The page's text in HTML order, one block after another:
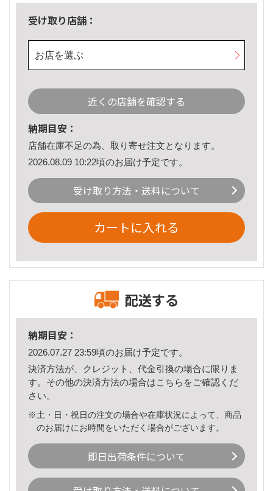
受け取り店舗：
お店を選ぶ
近くの店舗を確認する
納期目安：
店舗在庫不足の為、取り寄せ注文となります。
2026.08.09 10:22頃のお届け予定です。
受け取り方法・送料について
カートに入れる
配送する
納期目安：
2026.07.27 23:59頃のお届け予定です。
決済方法が、クレジット、代金引換の場合に限りま
す。その他の決済方法の場合はこちら をご確認くだ
さい。
※土・日・祝日の注文の場合や在庫状況によって、商品
のお届けにお時間をいただく場合がございます。
即日出荷条件について